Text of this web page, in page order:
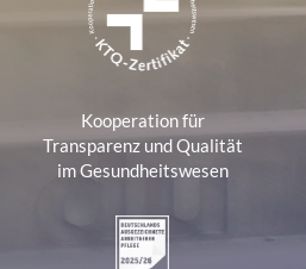
Kooperation für
Transparenz und Qualität
im Gesundheitswesen